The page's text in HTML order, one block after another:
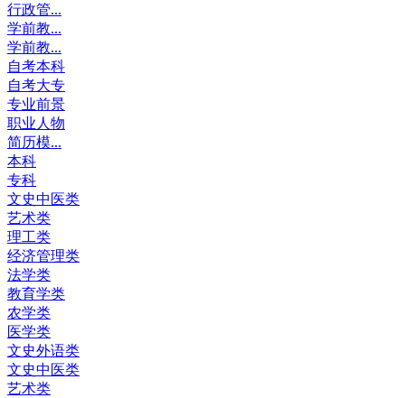
行政管...
学前教...
学前教...
自考本科
自考大专
专业前景
职业人物
简历模...
本科
专科
文史中医类
艺术类
理工类
经济管理类
法学类
教育学类
农学类
医学类
文史外语类
文史中医类
艺术类